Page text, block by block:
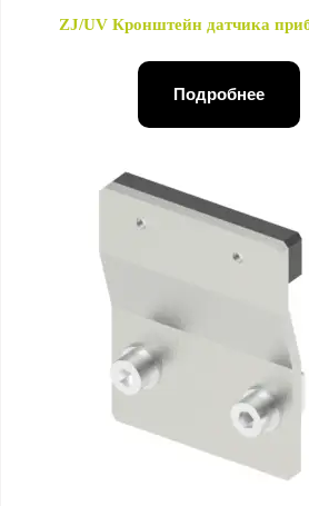
ZJ/UV Кронштейн датчика
Подробнее